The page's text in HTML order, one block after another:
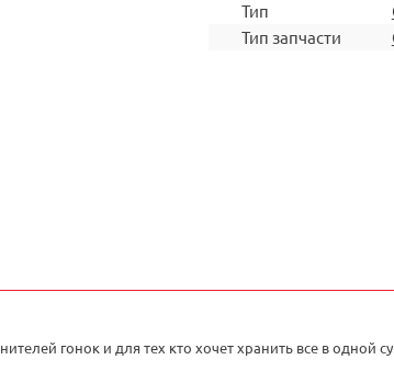
Тип
Тип запчасти
гонок и для тех кто хочет хранить все в одной